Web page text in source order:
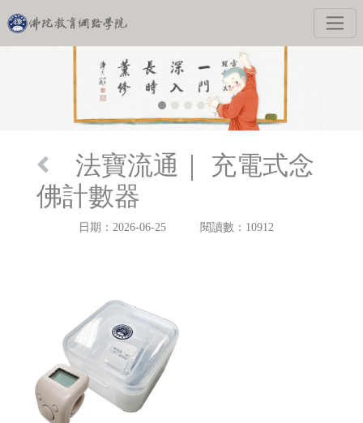
法寶流通｜ 充電式念
佛計數器
日期：2026-06-25 閱讀數：10912